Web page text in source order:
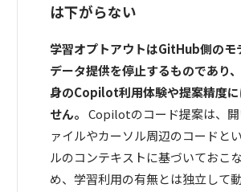
は下がらない
学習オプトアウトはGitHub側のモ
データ提供を停止するものであり
身のCopilot利用体験や提案精度に
せん。 Copilotのコード提案は、開
ァイルやカーソル周辺のコードと
ルのコンテキストに基づいておこ
め、学習利用の有無とは独立して動